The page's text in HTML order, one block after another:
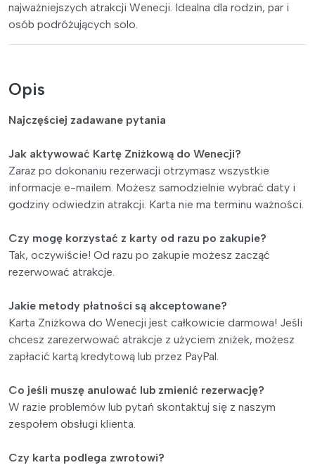
najważniejszych atrakcji Wenecji. Idealna dla rodzin, par i
osób podróżujących solo.
Opis
Najczęściej zadawane pytania
Jak aktywować Kartę Zniżkową do Wenecji?
Zaraz po dokonaniu rezerwacji otrzymasz wszystkie
informacje e-mailem. Możesz samodzielnie wybrać daty i
godziny odwiedzin atrakcji. Karta nie ma terminu ważności.
Czy mogę korzystać z karty od razu po zakupie?
Tak, oczywiście! Od razu po zakupie możesz zacząć
rezerwować atrakcje.
Jakie metody płatności są akceptowane?
Karta Zniżkowa do Wenecji jest całkowicie darmowa! Jeśli
chcesz zarezerwować atrakcje z użyciem zniżek, możesz
zapłacić kartą kredytową lub przez PayPal.
Co jeśli muszę anulować lub zmienić rezerwację?
W razie problemów lub pytań skontaktuj się z naszym
zespołem obsługi klienta.
Czy karta podlega zwrotowi?